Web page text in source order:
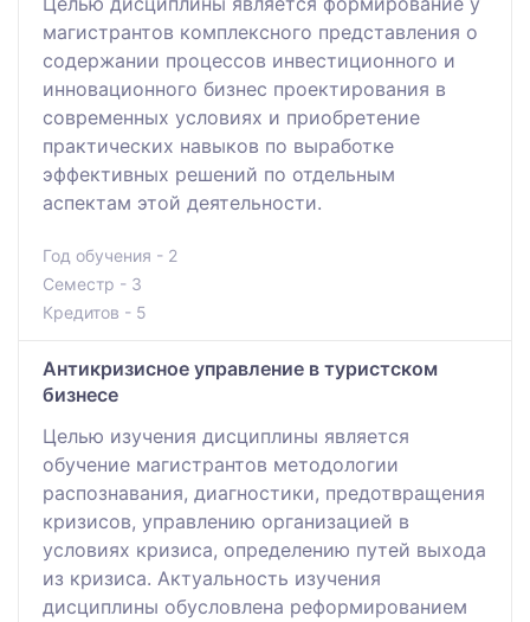
магистрантов комплексного представления о
содержании процессов инвестиционного и
инновационного бизнес проектирования в
современных условиях и приобретение
практических навыков по выработке
эффективных решений по отдельным
аспектам этой деятельности.
Год обучения - 2
Семестр - 3
Кредитов - 5
Антикризисное управление в туристском
бизнесе
Целью изучения дисциплины является
обучение магистрантов методологии
распознавания, диагностики, предотвращения
кризисов, управлению организацией в
условиях кризиса, определению путей выхода
из кризиса. Актуальность изучения
дисциплины обусловлена реформированием